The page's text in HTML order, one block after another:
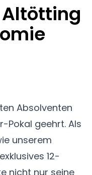
Absolventen
Pokal geehrt. Als
unserem
12-
nicht nur seine